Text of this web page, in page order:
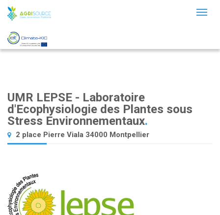
UMR LEPSE - Laboratoire
d'Ecophysiologie des Plantes sous
Stress Environnementaux.
2 place Pierre Viala 34000 Montpellier